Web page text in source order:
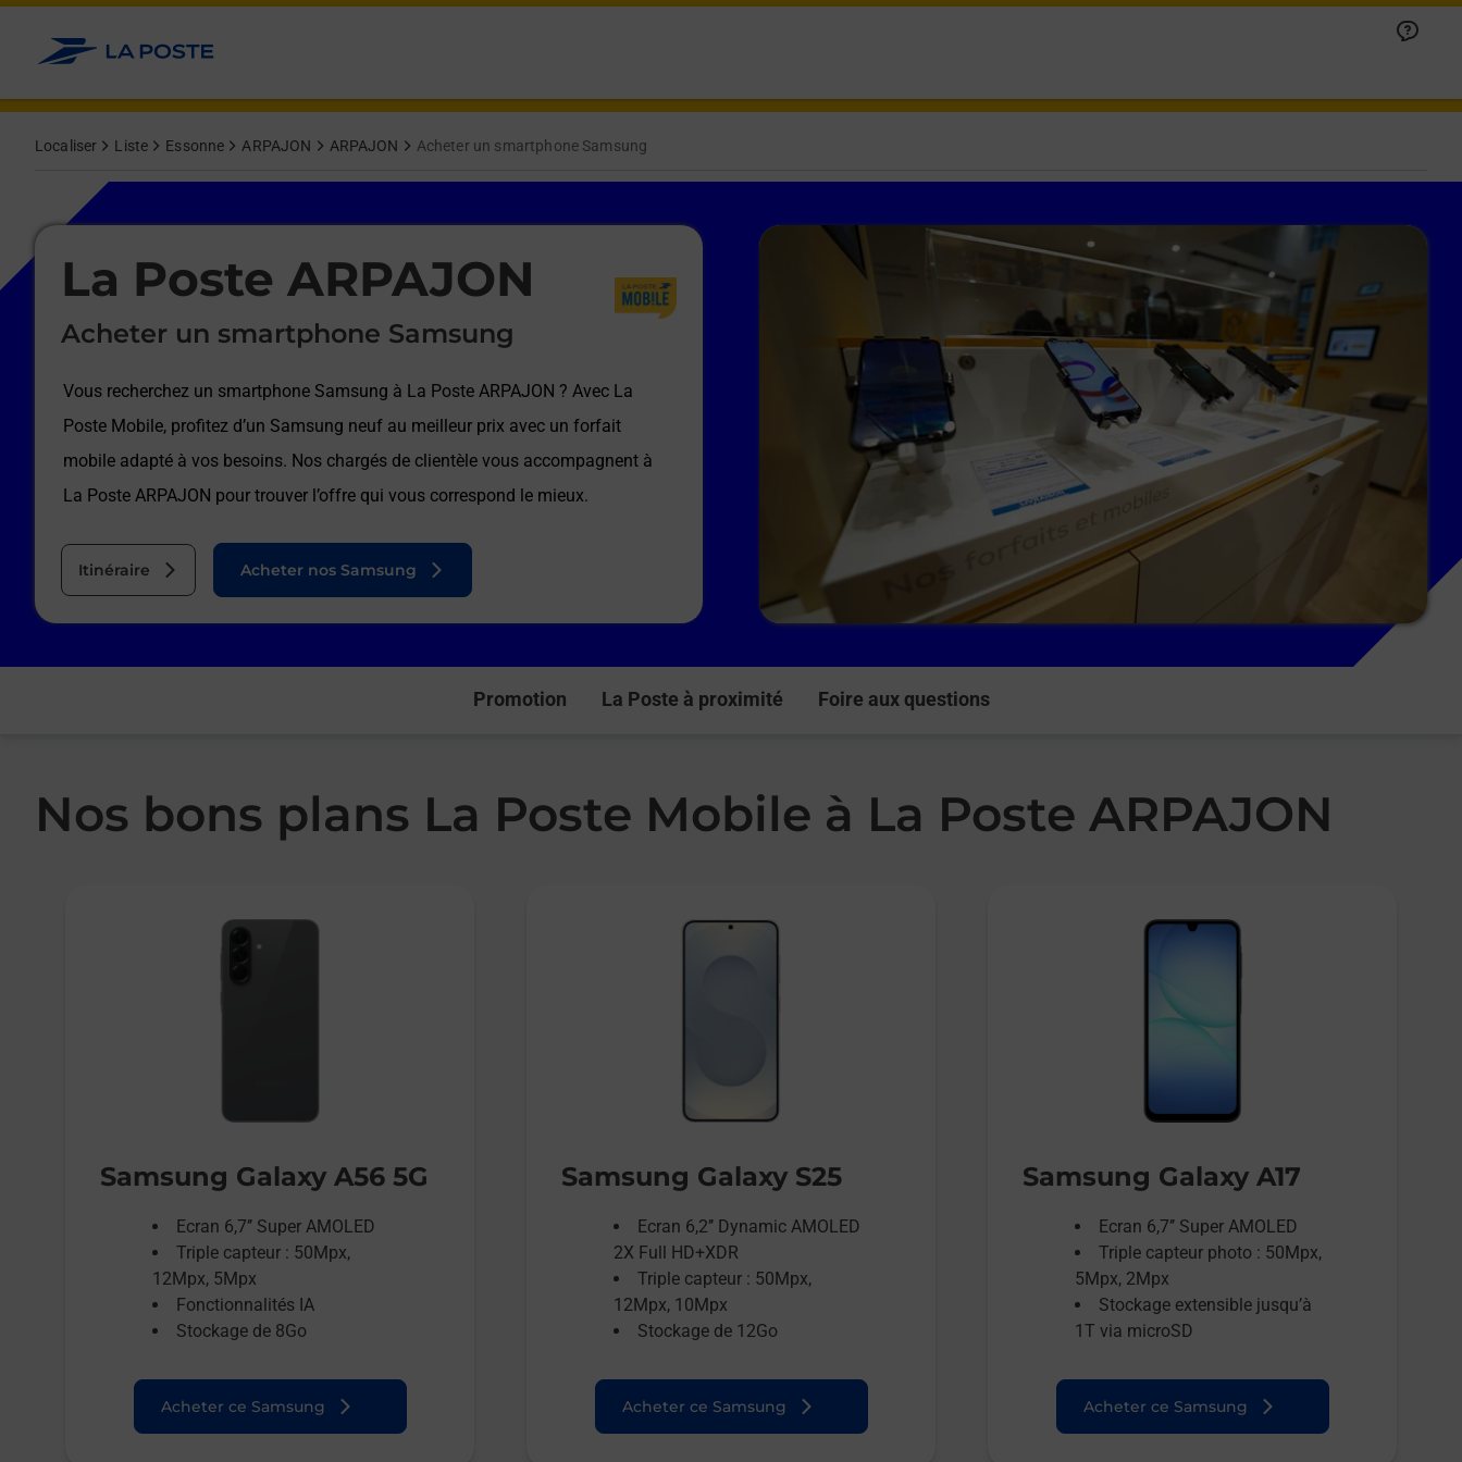
Allez au contenu
Localiser Liste Essonne ARPAJON ARPAJON Acheter un smartphone Samsung
La Poste ARPAJON
Acheter un smartphone Samsung
Vous recherchez un smartphone Samsung à La Poste ARPAJON ? Avec La
Poste Mobile, profitez d’un Samsung neuf au meilleur prix avec un forfait
mobile adapté à vos besoins. Nos chargés de clientèle vous accompagnent à
La Poste ARPAJON pour trouver l’offre qui vous correspond le mieux.
Itinéraire
Le lien s'ouvre dans un nouvel onglet
Acheter nos Samsung
Promotion La Poste à proximité Foire aux questions
Nos bons plans La Poste Mobile à La Poste ARPAJON
Samsung Galaxy A56 5G
Ecran 6,7’’ Super AMOLED
Triple capteur : 50Mpx,
12Mpx, 5Mpx
Fonctionnalités IA
Stockage de 8Go
Acheter ce Samsung
Samsung Galaxy S25
Ecran 6,2’’ Dynamic AMOLED
2X Full HD+XDR
Triple capteur : 50Mpx,
12Mpx, 10Mpx
Stockage de 12Go
Acheter ce Samsung
Samsung Galaxy A17
Ecran 6,7’’ Super AMOLED
Triple capteur photo : 50Mpx,
5Mpx, 2Mpx
Stockage extensible jusqu’à
1T via microSD
Acheter ce Samsung
Le lien s'ouvre dans un nouvel onglet
Afficher ou masquer la réponse
Afficher ou masquer la réponse
Afficher ou masquer la réponse
Afficher ou masquer la réponse
Afficher ou masquer la réponse
Afficher ou masquer la réponse